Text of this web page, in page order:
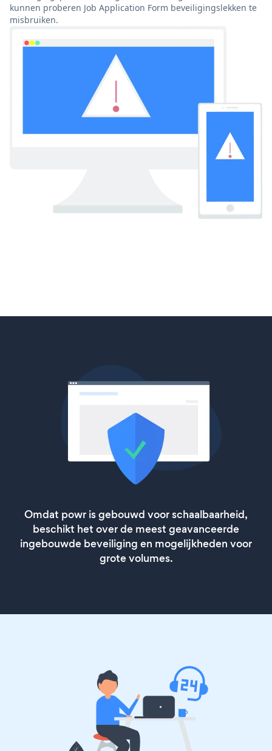
kunnen proberen Job Application Form beveiligingslekken te
misbruiken.
Omdat powr is gebouwd voor schaalbaarheid,
beschikt het over de meest geavanceerde
ingebouwde beveiliging en mogelijkheden voor
grote volumes.